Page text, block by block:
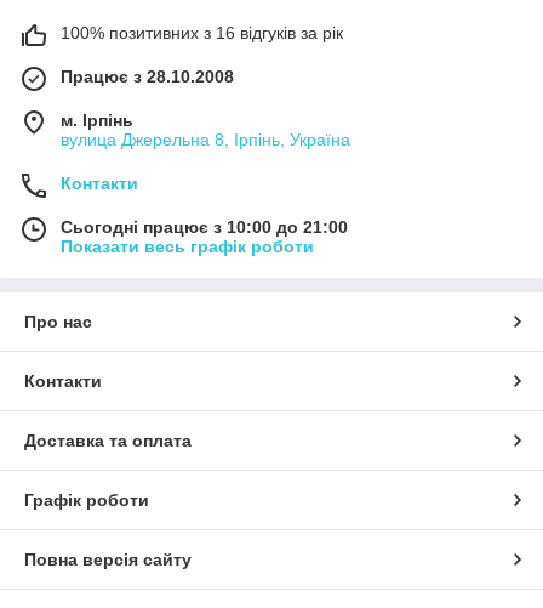
100% позитивних з 16 відгуків за рік
Працює з 28.10.2008
м. Ірпінь
вулица Джерельна 8, Ірпінь, Україна
Контакти
Сьогодні працює з 10:00 до 21:00
Показати весь графік роботи
Про нас
Контакти
Доставка та оплата
Графік роботи
Повна версія сайту